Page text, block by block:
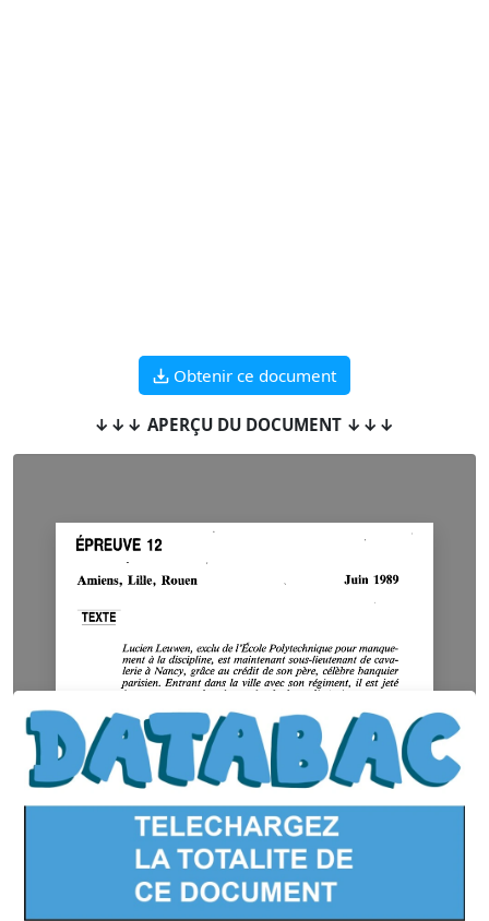
Obtenir ce document
↓↓↓ APERÇU DU DOCUMENT ↓↓↓